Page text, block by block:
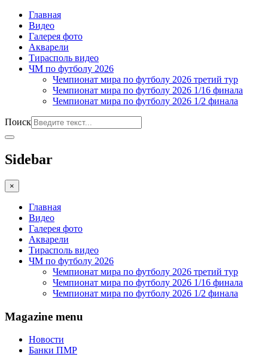
Главная
Видео
Галерея фото
Акварели
Тирасполь видео
ЧМ по футболу 2026
Чемпионат мира по футболу 2026 третий тур
Чемпионат мира по футболу 2026 1/16 финала
Чемпионат мира по футболу 2026 1/2 финала
Поиск
Sidebar
×
Главная
Видео
Галерея фото
Акварели
Тирасполь видео
ЧМ по футболу 2026
Чемпионат мира по футболу 2026 третий тур
Чемпионат мира по футболу 2026 1/16 финала
Чемпионат мира по футболу 2026 1/2 финала
Magazine menu
Новости
Банки ПМР